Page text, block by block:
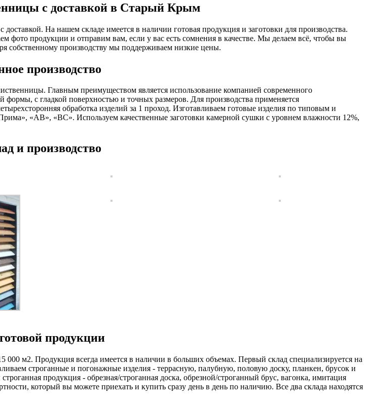
с доставкой в Старый Крым
На нашем складе имеется в наличии готовая продукция и заготовки для производства.
фото продукции и отправим вам, если у вас есть сомнения в качестве. Мы делаем всё, чтобы вы
собственному производству мы поддерживаем низкие цены.
производство
Главным преимуществом является использование компанией современного
формы, с гладкой поверхностью и точных размеров. Для производства применяется
обработка изделий за 1 проход. Изготавливаем готовые изделия по типовым и
«АВ», «ВС». Используем качественные заготовки камерной сушки с уровнем влажности 12%,
и производство
продукции
м2. Продукция всегда имеется в наличии в больших объемах. Первый склад специализируется на
строганные и погонажные изделия - террасную, палубную, половую доску, планкен, брусок и
продукция - обрезная/строганная доска, обрезной/строганный брус, вагонка, имитация
который вы можете приехать и купить сразу день в день по наличию. Все два склада находятся